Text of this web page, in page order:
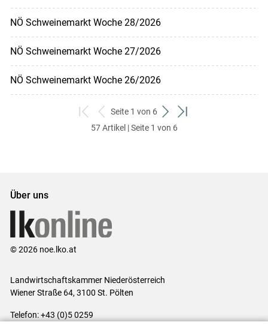
NÖ Schweinemarkt Woche 28/2026
NÖ Schweinemarkt Woche 27/2026
NÖ Schweinemarkt Woche 26/2026
zum
ersten
zurück
zum
Seite 1 von 6
weiter
zum
zum
57 Artikel | Seite 1 von 6
Über uns
© 2026 noe.lko.at
Landwirtschaftskammer Niederösterreich
Wiener Straße 64, 3100 St. Pölten
Telefon: +43 (0)5 0259